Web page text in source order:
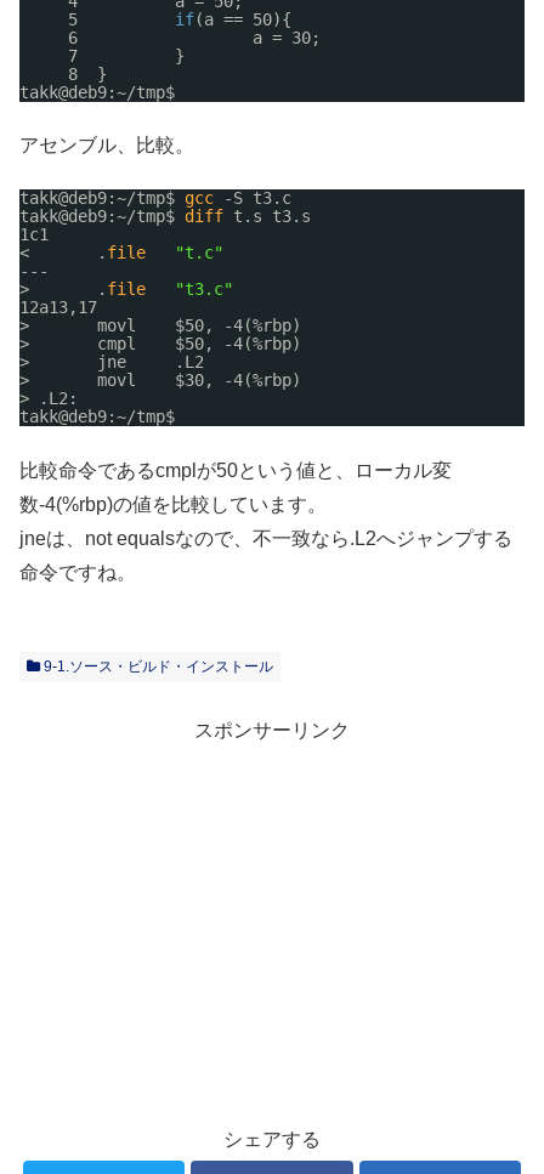
5 if(a == 50){
6                  a = 30;
7          }
8  }
takk@deb9:~/tmp$
アセンブル、比較。
takk@deb9:~/tmp$ gcc
-S t3.c
takk@deb9:~/tmp$ diff t.s t3.s
1c1
<       . file
"t.c"
---
>       . file
"t3.c"
12a13,17
>       movl    $50, -4(%rbp)
>       cmpl    $50, -4(%rbp)
>       jne     .L2
>       movl    $30, -4(%rbp)
> .L2:
takk@deb9:~/tmp$
比較命令であるcmplが50という値と、ローカル変
数-4(%rbp)の値を比較しています。
jneは、not equalsなので、不一致なら.L2へジャンプする
命令ですね。
9-1.ソース・ビルド・インストール
スポンサーリンク
シェアする